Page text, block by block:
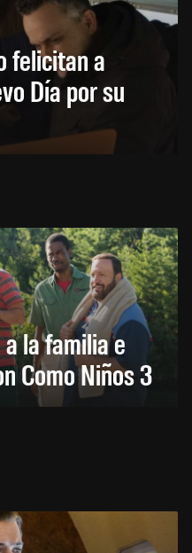
felicitan a
Día por su
la familia e
Como Niños 3